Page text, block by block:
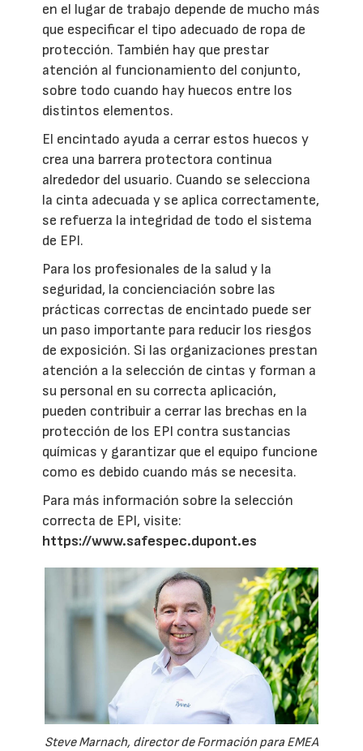
en el lugar de trabajo depende de mucho más
que especificar el tipo adecuado de ropa de
protección. También hay que prestar
atención al funcionamiento del conjunto,
sobre todo cuando hay huecos entre los
distintos elementos.
El encintado ayuda a cerrar estos huecos y
crea una barrera protectora continua
alrededor del usuario. Cuando se selecciona
la cinta adecuada y se aplica correctamente,
se refuerza la integridad de todo el sistema
de EPI.
Para los profesionales de la salud y la
seguridad, la concienciación sobre las
prácticas correctas de encintado puede ser
un paso importante para reducir los riesgos
de exposición. Si las organizaciones prestan
atención a la selección de cintas y forman a
su personal en su correcta aplicación,
pueden contribuir a cerrar las brechas en la
protección de los EPI contra sustancias
químicas y garantizar que el equipo funcione
como es debido cuando más se necesita.
Para más información sobre la selección
correcta de EPI, visite:
https://www.safespec.dupont.es
Steve Marnach, director de Formación para EMEA